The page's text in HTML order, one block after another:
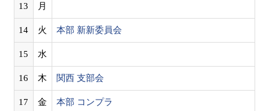
13 月
14 火 本部 新新委員会
15 水
16 木 関西 支部会
17 金
本部 コンプラ